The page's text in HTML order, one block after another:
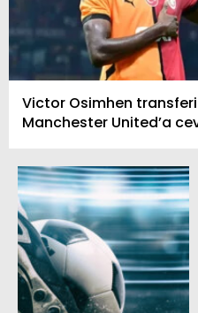
Victor Osimhen
Manchester United’a